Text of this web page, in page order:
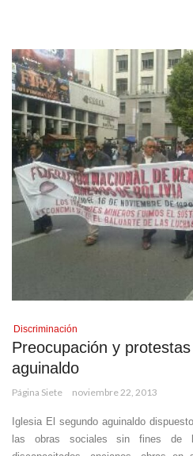
Discriminación
Preocupación y
aguinaldo
Página Siete noviembre 22, 2013
Iglesia El segundo aguinaldo
las obras sociales sin fines de